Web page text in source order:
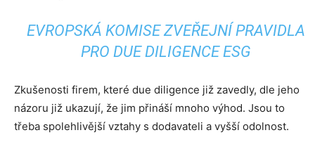
EVROPSKÁ KOMISE ZVEŘEJNÍ PRAVIDLA
PRO DUE DILIGENCE ESG
Zkušenosti firem, které due diligence již zavedly, dle jeho
názoru již ukazují, že jim přináší mnoho výhod. Jsou to
třeba spolehlivější vztahy s dodavateli a vyšší odolnost.